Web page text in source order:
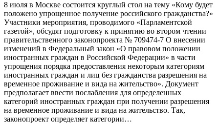
8 июля в Москве состоится круглый стол на тему «Кому будет
положено упрощенное получение российского гражданства?»
Участники мероприятия, проводимого «Парламентской
газетой», обсудят подготовку к принятию во втором чтении
правительственного законопроекта № 709474-7 О внесении
изменений в Федеральный закон «О правовом положении
иностранных граждан в Российской Федерации» в части
упрощения порядка предоставления некоторым категориям
иностранных граждан и лиц без гражданства разрешения на
временное проживание и вида на жительство». Документ
предполагает ввести послабления для определенных
категорий иностранных граждан при получении разрешения
на временное проживание и вида на жительство. Так,
законопроект определяет категории…